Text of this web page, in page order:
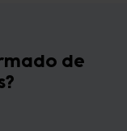
de